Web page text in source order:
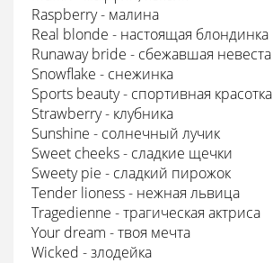
Raspberry - малина
Real blonde - настоящая блондинка
Runaway bride - сбежавшая невеста
Snowflake - снежинка
Sports beauty - спортивная красотка
Strawberry - клубника
Sunshine - солнечный лучик
Sweet cheeks - сладкие щечки
Sweety pie - сладкий пирожок
Tender lioness - нежная львица
Tragedienne - трагическая актриса
Your dream - твоя мечта
Wicked - злодейка